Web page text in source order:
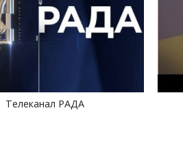
Телеканал РАДА